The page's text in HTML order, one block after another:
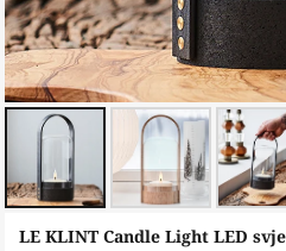
Skip
LE KLINT Candle Light LED